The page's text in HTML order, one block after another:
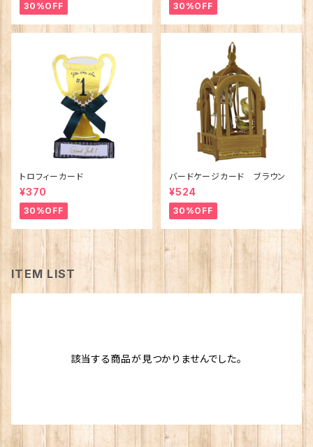
30%OFF 30%OFF
トロフィーカード
¥370
30%OFF
バードケージカード ブラウン
¥524
30%OFF
ITEM LIST
該当する商品が見つかりませんでした。